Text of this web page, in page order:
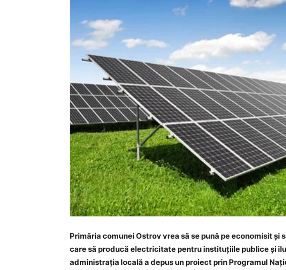
Primăria comunei Ostrov vrea să se pună pe economisit și
care să producă electricitate pentru instituțiile publice și
administrația locală a depus un proiect prin Programul